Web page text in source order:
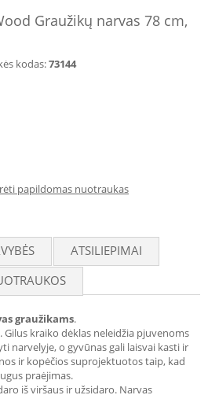
Graužikų narvas 78 cm,
kodas:73144
papildomas nuotraukas
ATSILIEPIMAI
graužikams.
kraiko dėklas neleidžia pjuvenoms
narvelyje, o gyvūnas gali laisvai kasti ir
ir kopėčios suprojektuotos taip, kad
praėjimas.
iš viršaus ir užsidaro. Narvas